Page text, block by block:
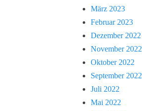
März 2023
Februar 2023
Dezember 2022
November 2022
Oktober 2022
September 2022
Juli 2022
Mai 2022